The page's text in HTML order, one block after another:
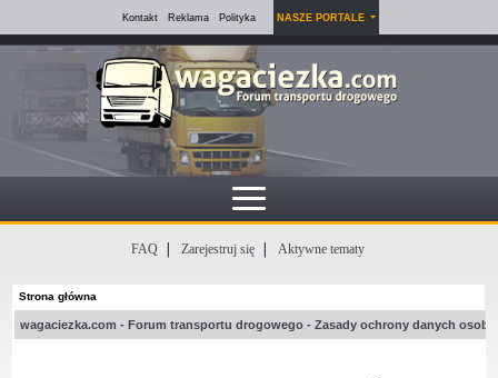
Kontakt Reklama Polityka NASZE PORTALE
FAQ Zarejestruj się Aktywne tematy
Strona główna
wagaciezka.com - Forum transportu drogowego - Zasady ochrony danych